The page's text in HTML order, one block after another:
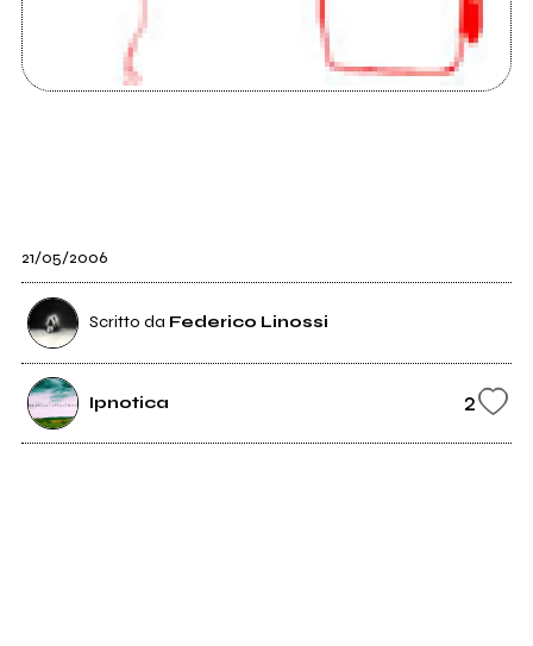
21/05/2006
Scritto da Federico Linossi
Ipnotica 2